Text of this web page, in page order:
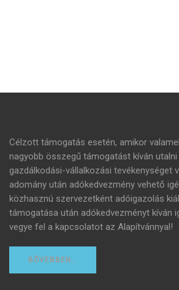
Célzott támogatás esetén, amikor
nagyobb összegű támogatást kíván
gazdálkodási-vállalkozási tevékenységet
adomány után adókedvezmény vehető
közhasznú szervezetként adóigazolás
támogatása után adókedvezményt kíván
vegye fel a kapcsolatot az Alapítvánnyal!
BŐVEBBEN…